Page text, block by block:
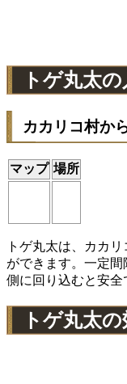
トゲ丸太
カカリコ村か
マップ 場所
トゲ丸太は、カカ
ができます。一定
側に回り込むと安全
トゲ丸太